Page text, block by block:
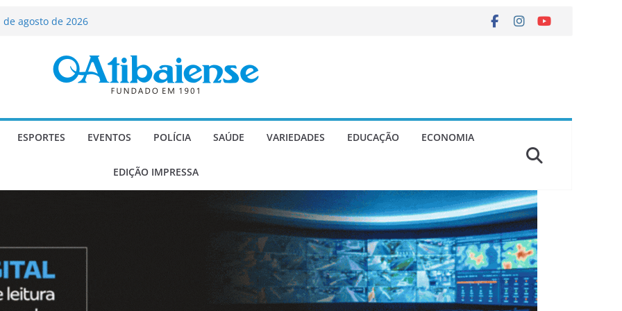
de Paulo
– Festa de Bom Jesus dos Perdões
de mosaico do Brasil
ESPORTES EVENTOS POLÍCIA SAÚDE VARIEDADES EDUCAÇÃO ECONOMIA
EDIÇÃO IMPRESSA